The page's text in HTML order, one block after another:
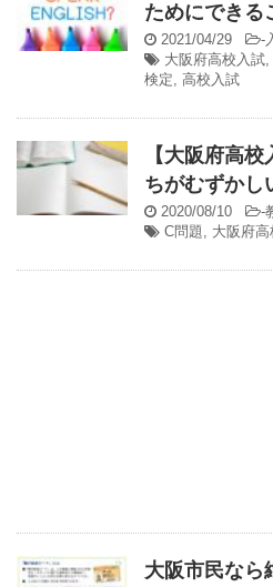
ためにできる
2021/04/29 -
大阪府高校入試,
検定, 高校入試
【大阪府高
ちがむずかし
2020/08/10 -
C問題, 大阪府
大阪市民なら